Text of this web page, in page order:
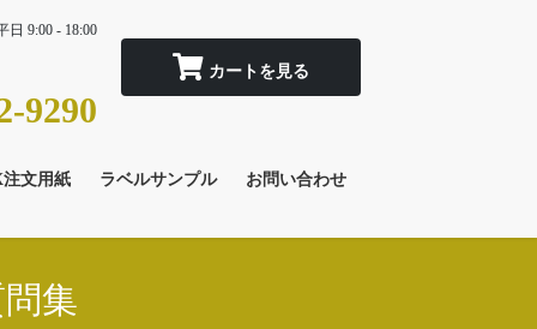
日 9:00 - 18:00
9290
文用紙 ラベルサンプル お問い合わせ
集